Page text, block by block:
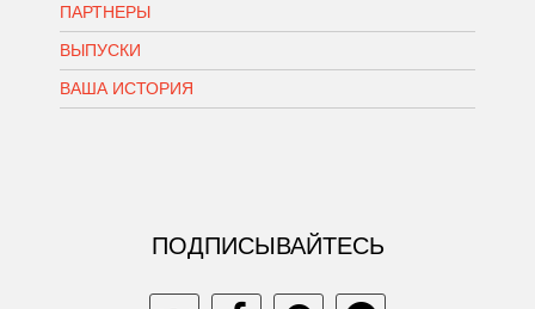
ПАРТНЕРЫ
ВЫПУСКИ
ВАША ИСТОРИЯ
ПОДПИСЫВАЙТЕСЬ